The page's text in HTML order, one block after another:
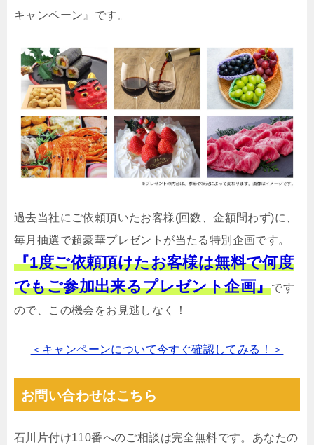
キャンペーン』です。
過去当社にご依頼頂いたお客様(回数、金額問わず)に、
毎月抽選で超豪華プレゼントが当たる特別企画です。
『1度ご依頼頂けたお客様は無料で何度
でもご参加出来るプレゼント企画』です
ので、この機会をお見逃しなく！
＜キャンペーンについて今すぐ確認してみる！＞
お問い合わせはこちら
石川片付け110番へのご相談は完全無料です。あなたの